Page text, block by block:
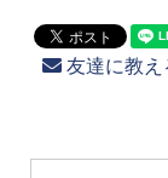
友達に教え